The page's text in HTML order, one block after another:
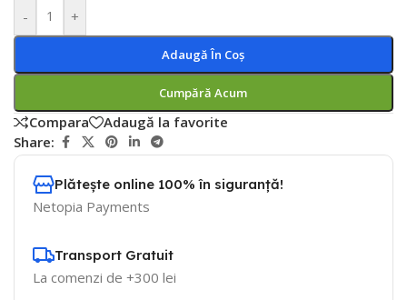
- +
Adaugă În Coș
Cumpără Acum
Compara
Adaugă la favorite
Share:
Plătește online 100% în siguranță!
Netopia Payments
Transport Gratuit
La comenzi de +300 lei